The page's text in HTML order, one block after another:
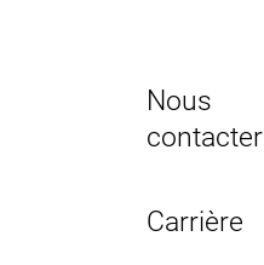
Nous
contacter
Carrière